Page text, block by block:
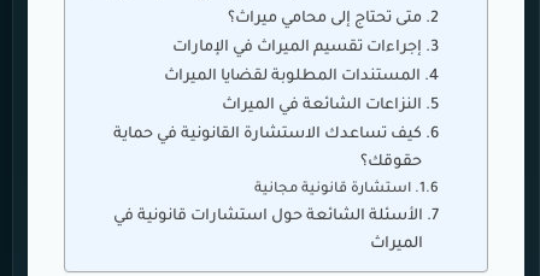
متى تحتاج إلى محامي ميراث؟
إجراءات تقسيم الميراث في الإمارات
المستندات المطلوبة لقضايا الميراث
النزاعات الشائعة في الميراث
كيف تساعدك الاستشارة القانونية في حماية
حقوقك؟
استشارة قانونية مجانية
الأسئلة الشائعة حول استشارات قانونية في
الميراث